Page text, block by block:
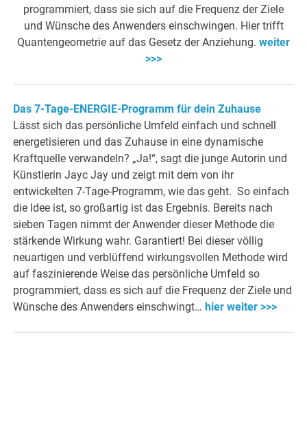
programmiert, dass sie sich auf die Frequenz der Ziele
und Wünsche des Anwenders einschwingen. Hier trifft
Quantengeometrie auf das Gesetz der Anziehung. weiter
>>>
Das 7-Tage-ENERGIE-Programm für dein Zuhause
Lässt sich das persönliche Umfeld einfach und schnell
energetisieren und das Zuhause in eine dynamische
Kraftquelle verwandeln? „Ja!“, sagt die junge Autorin und
Künstlerin Jayc Jay und zeigt mit dem von ihr
entwickelten 7-Tage-Programm, wie das geht. So einfach
die Idee ist, so großartig ist das Ergebnis. Bereits nach
sieben Tagen nimmt der Anwender dieser Methode die
stärkende Wirkung wahr. Garantiert! Bei dieser völlig
neuartigen und verblüffend wirkungsvollen Methode wird
auf faszinierende Weise das persönliche Umfeld so
programmiert, dass es sich auf die Frequenz der Ziele und
Wünsche des Anwenders einschwingt… hier weiter >>>